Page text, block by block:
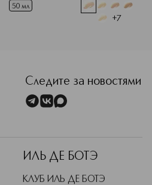
50 мл
+7
Следите за новостями
ИЛЬ ДЕ БОТЭ
КЛУБ ИЛЬ ДЕ БОТЭ